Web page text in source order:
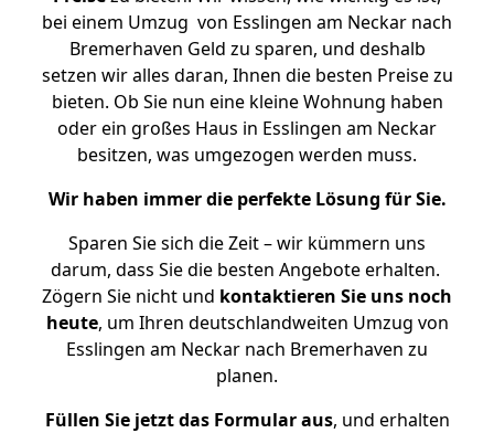
bei einem Umzug von Esslingen am Neckar nach
Bremerhaven Geld zu sparen, und deshalb
setzen wir alles daran, Ihnen die besten Preise zu
bieten. Ob Sie nun eine kleine Wohnung haben
oder ein großes Haus in Esslingen am Neckar
besitzen, was umgezogen werden muss.
Wir haben immer die perfekte Lösung für Sie.
Sparen Sie sich die Zeit – wir kümmern uns
darum, dass Sie die besten Angebote erhalten.
Zögern Sie nicht und kontaktieren Sie uns noch
heute, um Ihren deutschlandweiten Umzug von
Esslingen am Neckar nach Bremerhaven zu
planen.
Füllen Sie jetzt das Formular aus, und erhalten